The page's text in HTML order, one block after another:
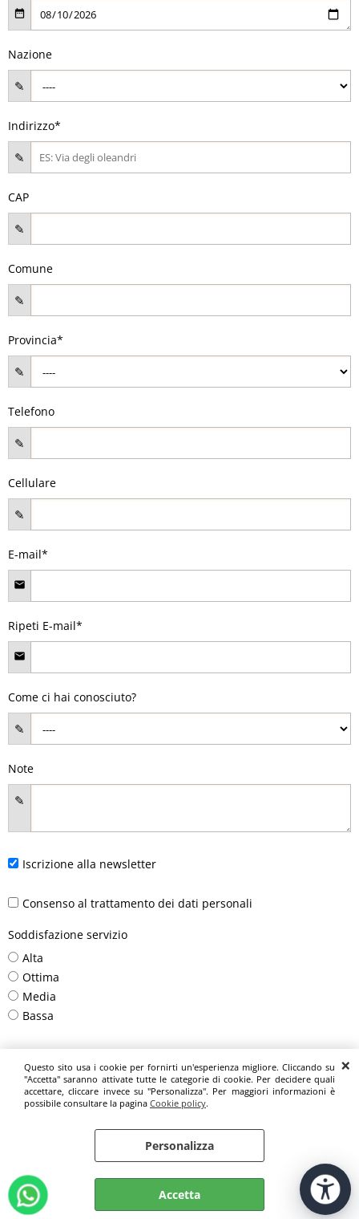
Questo sito usa i cookie per fornirti un'esperienza migliore. Cliccando su
"Accetta" saranno attivate tutte le categorie di cookie. Per decidere quali
accettare, cliccare invece su "Personalizza". Per maggiori informazioni è
possibile consultare la pagina Cookie policy.
Personalizza
Accetta
Nazione
Indirizzo*
CAP
Comune
Provincia*
Telefono
Cellulare
E-mail*
Ripeti E-mail*
Come ci hai conosciuto?
Note
Iscrizione alla newsletter
Consenso al trattamento dei dati personali
Soddisfazione servizio
Alta
Ottima
Media
Bassa
Azienda